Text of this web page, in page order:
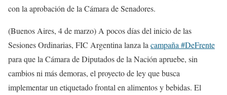
con la aprobación de la Cámara de Senadores.
(Buenos Aires, 4 de marzo) A pocos días del inicio de las
Sesiones Ordinarias, FIC Argentina lanza la campaña #DeFrente
para que la Cámara de Diputados de la Nación apruebe, sin
cambios ni más demoras, el proyecto de ley que busca
implementar un etiquetado frontal en alimentos y bebidas. El